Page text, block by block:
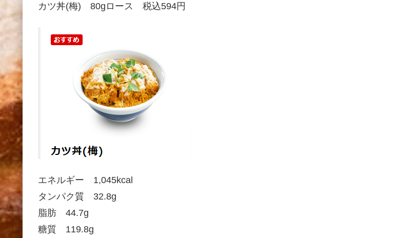
カツ丼(梅) 80gロース 税込594円
エネルギー 1,045kcal
タンパク質 32.8g
脂肪 44.7g
糖質 119.8g